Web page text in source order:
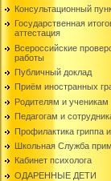
Консультационный
Государственная
аттестация
Всероссийские
работы
Публичный доклад
Приём иностранных
Родителям и ученикам
Педагогам и
Профилактика гриппа
Школьная Служба
Кабинет психолога
ОДАРЕННЫЕ ДЕТИ